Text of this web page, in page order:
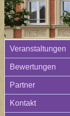
Veranstaltungen
Bewertungen
Partner
Kontakt